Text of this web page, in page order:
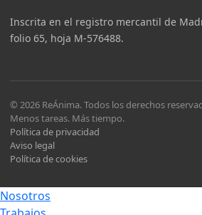
Inscrita en el registro mercantil de
folio 65, hoja M-576488.
© 2026 ReÁnima. Todos los derechos
Menos tareas. Más tiempo.
Política de privacidad
Aviso legal
Política de cookies
Nosotros